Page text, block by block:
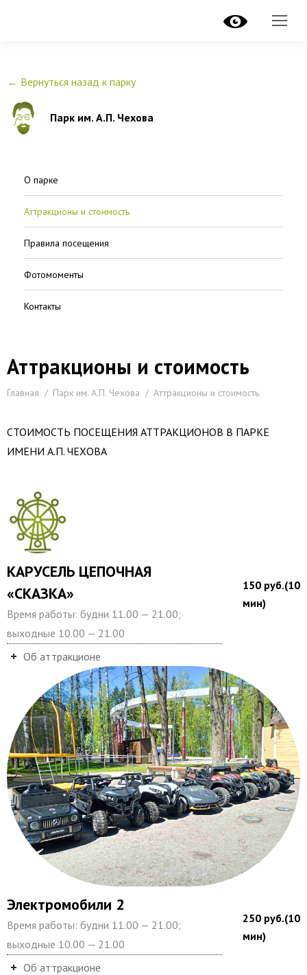
назад к парку
← Вернуться назад к парку
Парк им. А.П. Чехова
О парке
Аттракционы и стоимость
Правила посещения
Фотомоменты
Контакты
Аттракционы и стоимость
Вы здесь:
Главная Парк им. А.П. Чехова Аттракционы и стоимость
СТОИМОСТЬ ПОСЕЩЕНИЯ АТТРАКЦИОНОВ В ПАРКЕ
ИМЕНИ А.П. ЧЕХОВА
КАРУСЕЛЬ ЦЕПОЧНАЯ
«СКАЗКА»
Время работы: будни 11.00 — 21.00;
выходные 10.00 — 21.00
Об аттракционе
150 руб.(10
мин)
Электромобили 2
Время работы: будни 11.00 — 21.00;
выходные 10.00 — 21.00
Об аттракционе
250 руб.(10
мин)